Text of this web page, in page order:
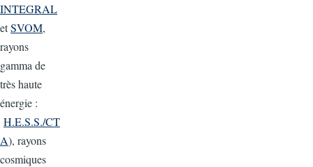
INTEGRAL
etSVOM,
rayons
gamma de
très haute
énergie :
H.E.S.S./CT
A), rayons
cosmiques